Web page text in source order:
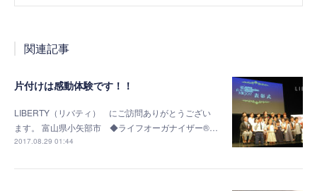
関連記事
片付けは感動体験です！！
LIBERTY（リバティ） にご訪問ありがとうござい
ます。 富山県小矢部市 ◆ライフオーガナイザー®…
2017.08.29 01:44